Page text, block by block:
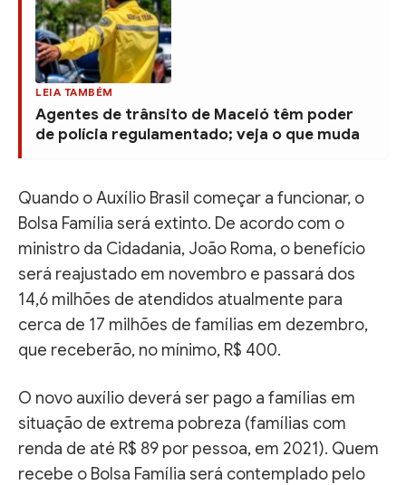
LEIA TAMBÉM
Agentes de trânsito de Maceió têm poder
de polícia regulamentado; veja o que muda
Quando o Auxílio Brasil começar a funcionar, o
Bolsa Família será extinto. De acordo com o
ministro da Cidadania, João Roma, o benefício
será reajustado em novembro e passará dos
14,6 milhões de atendidos atualmente para
cerca de 17 milhões de famílias em dezembro,
que receberão, no mínimo, R$ 400.
O novo auxílio deverá ser pago a famílias em
situação de extrema pobreza (famílias com
renda de até R$ 89 por pessoa, em 2021). Quem
recebe o Bolsa Família será contemplado pelo